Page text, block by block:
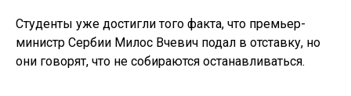
Студенты уже достигли того факта, что премьер-
министр Сербии Милос Вчевич подал в отставку, но
они говорят, что не собираются останавливаться.